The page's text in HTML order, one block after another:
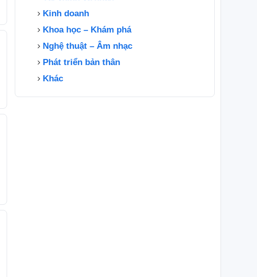
Kinh doanh
Khoa học – Khám phá
Nghệ thuật – Âm nhạc
Phát triển bản thân
Khác